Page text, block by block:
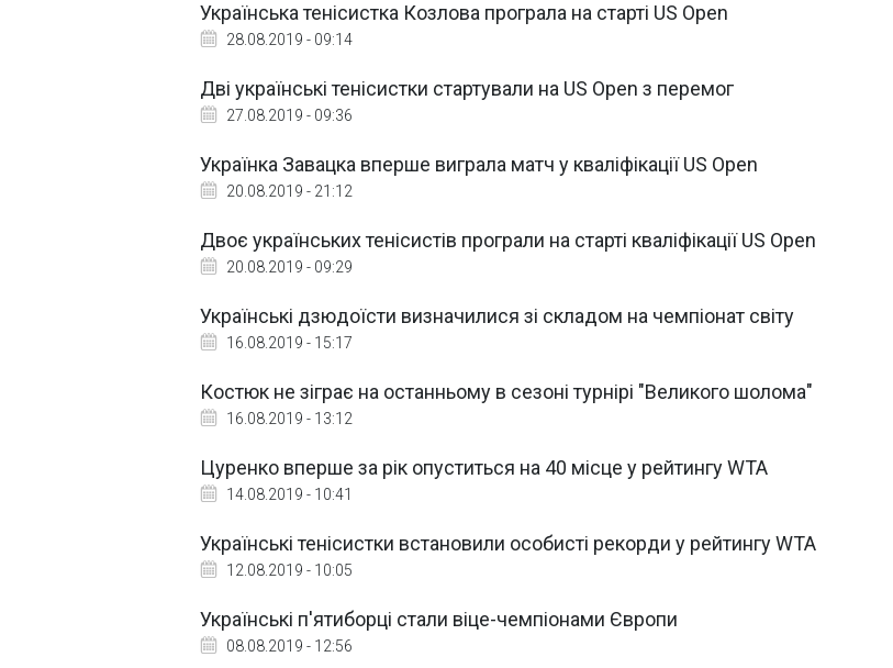
Українська тенісистка Козлова програла на старті US Open
28.08.2019 - 09:14
Дві українські тенісистки стартували на US Open з перемог
27.08.2019 - 09:36
Українка Завацка вперше виграла матч у кваліфікації US Open
20.08.2019 - 21:12
Двоє українських тенісистів програли на старті кваліфікації US Open
20.08.2019 - 09:29
Українські дзюдоїсти визначилися зі складом на чемпіонат світу
16.08.2019 - 15:17
Костюк не зіграє на останньому в сезоні турнірі "Великого шолома"
16.08.2019 - 13:12
Цуренко вперше за рік опуститься на 40 місце у рейтингу WTA
14.08.2019 - 10:41
Українські тенісистки встановили особисті рекорди у рейтингу WTA
12.08.2019 - 10:05
Українські п'ятиборці стали віце-чемпіонами Європи
08.08.2019 - 12:56